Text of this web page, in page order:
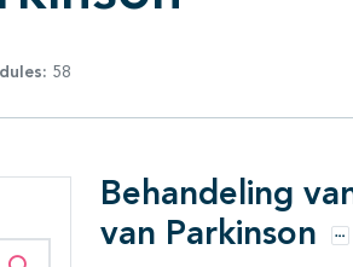
58
Behandeling
van Parkinson